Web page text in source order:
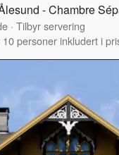
- Chambre
· Tilbyr servering
personer inkludert i